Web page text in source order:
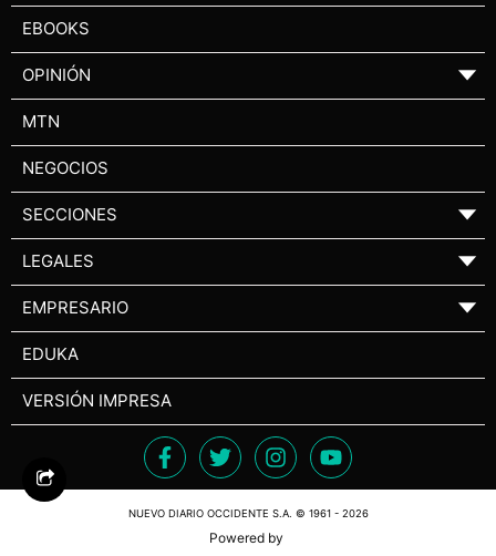
EBOOKS
OPINIÓN ▼
MTN
NEGOCIOS
SECCIONES ▼
LEGALES ▼
EMPRESARIO ▼
EDUKA
VERSIÓN IMPRESA
NUEVO DIARIO OCCIDENTE S.A. © 1961 - 2026
Powered by